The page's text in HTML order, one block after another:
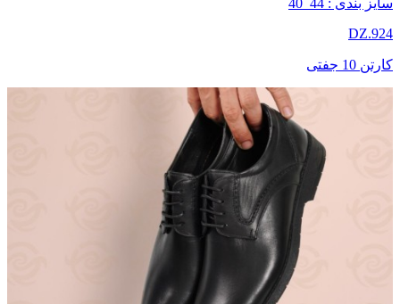
سایز بندی : 44_40
DZ.924
کارتن 10 جفتی